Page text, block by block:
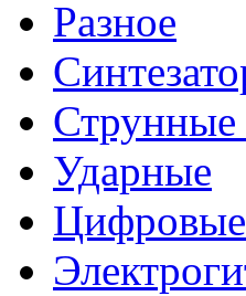
Разное
Струнные
Ударные